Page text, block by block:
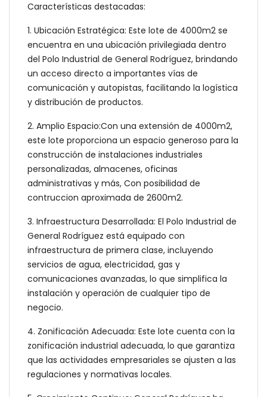
Características destacadas:
1. Ubicación Estratégica: Este lote de 4000m2 se
encuentra en una ubicación privilegiada dentro
del Polo Industrial de General Rodríguez, brindando
un acceso directo a importantes vías de
comunicación y autopistas, facilitando la logística
y distribución de productos.
2. Amplio Espacio:Con una extensión de 4000m2,
este lote proporciona un espacio generoso para la
construcción de instalaciones industriales
personalizadas, almacenes, oficinas
administrativas y más, Con posibilidad de
contruccion aproximada de 2600m2.
3. Infraestructura Desarrollada: El Polo Industrial de
General Rodríguez está equipado con
infraestructura de primera clase, incluyendo
servicios de agua, electricidad, gas y
comunicaciones avanzadas, lo que simplifica la
instalación y operación de cualquier tipo de
negocio.
4. Zonificación Adecuada: Este lote cuenta con la
zonificación industrial adecuada, lo que garantiza
que las actividades empresariales se ajusten a las
regulaciones y normativas locales.